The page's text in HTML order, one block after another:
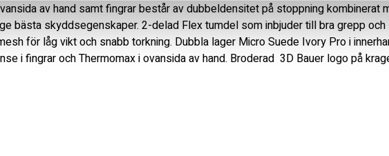
av hand samt fingrar består av dubbeldensitet på stoppning kombinerat
bästa skyddsegenskaper. 2-delad Flex tumdel som inbjuder till bra grepp
för låg vikt och snabb torkning. Dubbla lager Micro Suede Ivory Pro i
i fingrar och Thermomax i ovansida av hand. Broderad  3D Bauer logo på